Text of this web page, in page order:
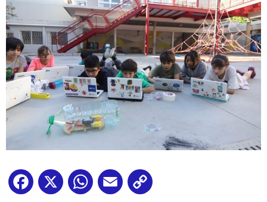
Facebook
X WhatsApp
Email